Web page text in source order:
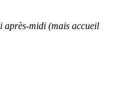
après-midi (mais accueil